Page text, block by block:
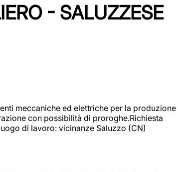
- SALUZZESE
meccaniche ed elettriche per la produzione
con possibilità di proroghe.Richiesta
di lavoro: vicinanze Saluzzo (CN)